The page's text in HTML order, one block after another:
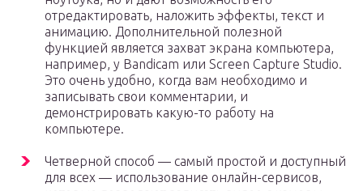
отредактировать, наложить эффекты, текст и
анимацию. Дополнительной полезной
функцией является захват экрана компьютера,
например, у Bandicam или Screen Capture Studio.
Это очень удобно, когда вам необходимо и
записывать свои комментарии, и
демонстрировать какую-то работу на
компьютере.
Четверной способ — самый простой и доступный
для всех — использование онлайн-сервисов,